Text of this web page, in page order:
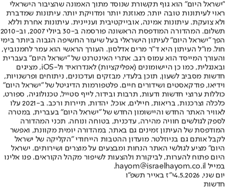
"ישראל היום" הוא גוף תקשורת שנוסד מתוך האמונה שהציבור הישראלי
ראוי לעיתונות טובה יותר, מאוזנת יותר ומדויקת יותר. עיתונות שמדברת
ולא צועקת. עיתונות אמינה, אובייקטיבית ועניינית. עיתונות אחרת וללא
תשלום. המהדורה המודפסת הראשונה פורסמה ב-30 ביולי 2007, וב-2010
הפך "ישראל היום" לעיתון הישראלי בעל שיעור החשיפה הגבוה ביותר בימי
חול. מו"ל העיתון היא ד"ר מרים אדלסון. העורך הראשי הוא עמר לחמנוביץ,
והעורך המייסד הוא עמוס רגב. אתרי האינטרנט של "ישראל היום" בעברית
ובאנגלית, כמו כן היישומונים (אפליקציות) לאנדרואיד ול-iOS, מציגים
חדשות מסביב לשעון, תוכן בלעדי, מבזקים ועדכונים, ניתוחים ופרשנויות,
וידיאו, פודקאסטים ושידורים חיים. פלטפורמות הדיגיטל של "ישראל היום"
כוללות ערוצי חדשות ודעות, תרבות ובידור, לייף סטייל, טכנולוגיה, ספורט,
כלכלה וצרכנות, בריאות, חיילים, אוכל, יהדות, תיירות ורכב. ב-2021 עלו
לאוויר האתר החדש והיישומון החדש של "ישראל היום" בעברית, במטרה
לספק לגולשים חוויה מהירה, עדכנית, בטוחה ונוחה. תכני המהדורה
המודפסת של העיתון זמינים גם באתר, במהדורה יומית מקוונת, ואפשר
לקבל אותם גם בניוזלטר. מועדון ההטבות הייחודי "הקליקה של ישראל
היום" מציע לגולשי האתר הנחות ומבצעים על מוצרים ושירותים. ישראל
היום פתוח להערות, לביקורת ולהצעות לשיפור מקהל הקוראים. פנו אלינו
במייל hayom@israelhayom.co.il.
יום שני, 4.5.2026
י"ז באייר תשפ"ו
חדשות